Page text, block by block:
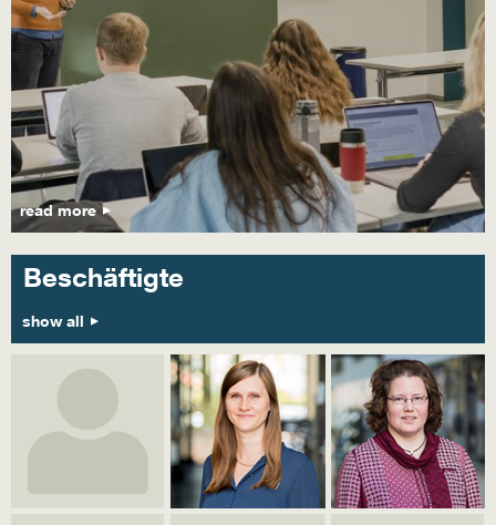
read more
Beschäftigte
show all